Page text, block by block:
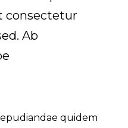
consectetur
Ab
quidem